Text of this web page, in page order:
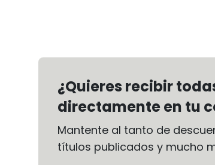
¿Quieres recibir
directamente en tu
Mantente al tanto de
títulos publicados y mucho